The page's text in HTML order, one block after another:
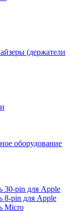
(держатели
оборудование
30-pin для Apple
8-pin для Apple
Micro